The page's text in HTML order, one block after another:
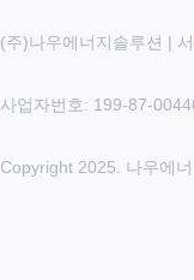
(주)나우에너지솔루션 |
사업자번호: 199-87-
Copyright 2025. 나우에